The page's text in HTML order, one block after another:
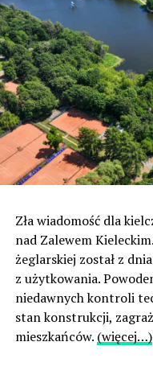
Zła wiadomość dla
nad Zalewem
żeglarskiej został z
z użytkowania.
niedawnych kontroli
stan konstrukcji,
mieszkańców. (więcej…)